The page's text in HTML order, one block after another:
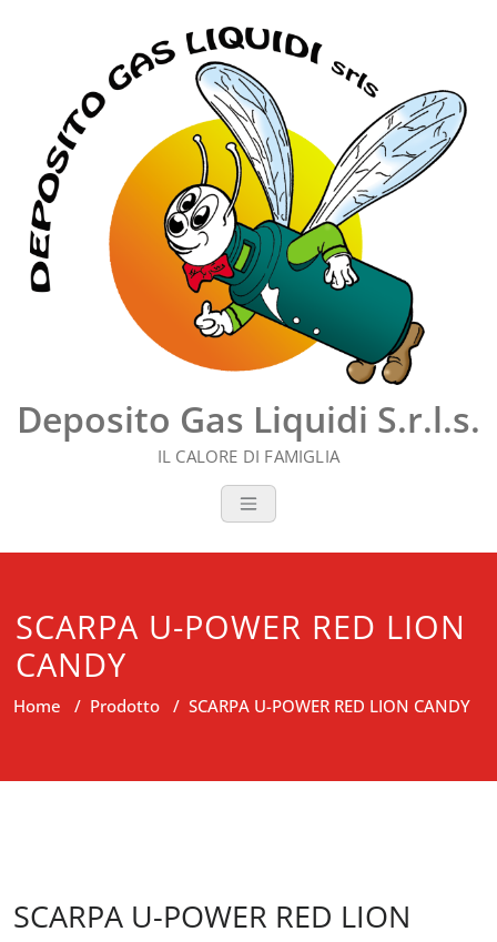
Deposito Gas Liquidi S.r.l.s.
IL CALORE DI FAMIGLIA
SCARPA U-POWER RED LION
CANDY
Home / Prodotto / SCARPA U-POWER RED LION CANDY
SCARPA U-POWER RED LION